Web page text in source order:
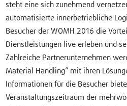
steht eine sich zunehmend
automatisierte innerbetriebliche
Besucher der WOMH 2016 die
Dienstleistungen live erleben und
Zahlreiche Partnerunternehmen
Material Handling“ mit ihren
Informationen für die Besucher
Veranstaltungszeitraum der